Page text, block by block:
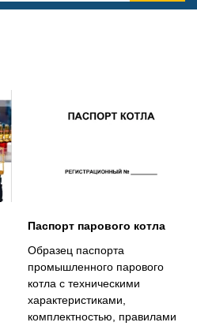
Паспорт парового котла
Образец паспорта
промышленного парового
котла с техническими
характеристиками,
комплектностью, правилами